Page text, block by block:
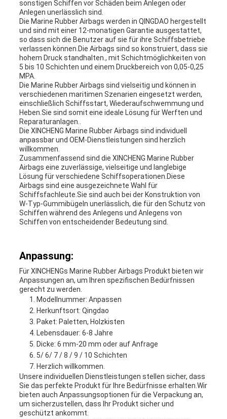
sonstigen Schiffen vor Schäden beim Anlegen oder
Anlegen unerlässlich sind.
Die Marine Rubber Airbags werden in QINGDAO hergestellt
und sind mit einer 12-monatigen Garantie ausgestattet,
so dass sich die Benutzer auf sie für ihre Schiffsbetriebe
verlassen können.Die Airbags sind so konstruiert, dass sie
hohem Druck standhalten., mit Schichtmöglichkeiten von
5 bis 10 Schichten und einem Druckbereich von 0,05-0,25
MPA.
Die Marine Rubber Airbags sind vielseitig und können in
verschiedenen maritimen Szenarien eingesetzt werden,
einschließlich Schiffsstart, Wiederaufschwemmung und
Heben.Sie sind somit eine ideale Lösung für Werften und
Reparaturanlagen..
Die XINCHENG Marine Rubber Airbags sind individuell
anpassbar und OEM-Dienstleistungen sind herzlich
willkommen.
Zusammenfassend sind die XINCHENG Marine Rubber
Airbags eine zuverlässige, vielseitige und langlebige
Lösung für verschiedene Schiffsoperationen.Diese
Airbags sind eine ausgezeichnete Wahl für
Schiffsfachleute.Sie sind auch bei der Konstruktion von
W-Typ-Gummibügeln unerlässlich, die für den Schutz von
Schiffen während des Anlegens und Anlegens von
Schiffen von entscheidender Bedeutung sind.
Anpassung:
Für XINCHENGs Marine Rubber Airbags Produkt bieten wir
Anpassungen an, um Ihren spezifischen Bedürfnissen
gerecht zu werden.
Modellnummer: Anpassen
Herkunftsort: Qingdao
Paket: Paletten, Holzkisten
Lebensdauer: 6-8 Jahre
Dicke: 6 mm-20 mm oder auf Anfrage
5/ 6/ 7 / 8 / 9 / 10 Schichten
Herzlich willkommen.
Unsere individuellen Dienstleistungen stellen sicher, dass
Sie das perfekte Produkt für Ihre Bedürfnisse erhalten.Wir
bieten auch Anpassungsoptionen für die Verpackung an,
um sicherzustellen, dass Ihr Produkt sicher und
geschützt ankommt.